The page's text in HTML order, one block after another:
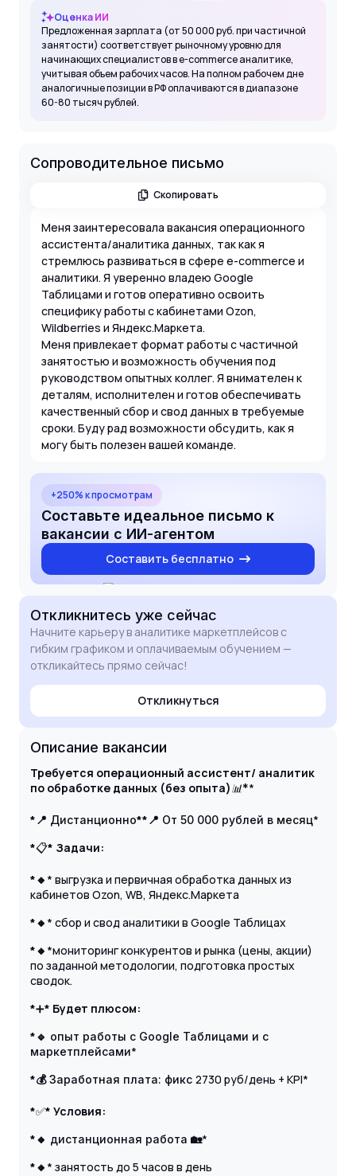
Оценка ИИ
Предложенная зарплата (от 50 000 руб. при частичной
занятости) соответствует рыночному уровню для
начинающих специалистов в e-commerce аналитике,
учитывая объем рабочих часов. На полном рабочем дне
аналогичные позиции в РФ оплачиваются в диапазоне
60-80 тысяч рублей.
Сопроводительное письмо
Скопировать
Меня заинтересовала вакансия операционного
ассистента/аналитика данных, так как я
стремлюсь развиваться в сфере e-commerce и
аналитики. Я уверенно владею Google
Таблицами и готов оперативно освоить
специфику работы с кабинетами Ozon,
Wildberries и Яндекс.Маркета.
Меня привлекает формат работы с частичной
занятостью и возможность обучения под
руководством опытных коллег. Я внимателен к
деталям, исполнителен и готов обеспечивать
качественный сбор и свод данных в требуемые
сроки. Буду рад возможности обсудить, как я
могу быть полезен вашей команде.
+250% к просмотрам
Составьте идеальное письмо к
вакансии с ИИ-агентом
Составить бесплатно
Откликнитесь уже сейчас
Начните карьеру в аналитике маркетплейсов с
гибким графиком и оплачиваемым обучением —
откликайтесь прямо сейчас!
Откликнуться
Описание вакансии
Требуется операционный ассистент/ аналитик
по обработке данных (без опыта)📊**
*📍 Дистанционно**📍 От 50 000 рублей в месяц*
*📋* Задачи:
*🔸 * выгрузка и первичная обработка данных из
кабинетов Ozon, WB, Яндекс.Маркета
*🔸 * сбор и свод аналитики в Google Таблицах
*🔸 *мониторинг конкурентов и рынка (цены, акции)
по заданной методологии, подготовка простых
сводок.
*➕* Будет плюсом:
*🔹 опыт работы с Google Таблицами и с
маркетплейсами*
*💰 Заработная плата: фикс 2730 руб/день + KPI*
*✅* Условия:
*🔸 дистанционная работа 🏡*
*🔸 * занятость до 5 часов в день